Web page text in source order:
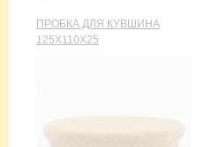
ПРОБКА ДЛЯ КУВШИНА
125Х110Х25